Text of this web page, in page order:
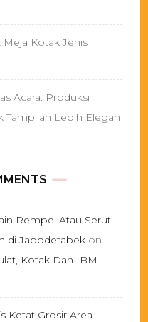
Kotak Jenis
Acara: Produksi
Tampilan Lebih Elegan
Rempel Atau Serut
di Jabodetabek on
Kotak Dan IBM
Ketat Grosir Area